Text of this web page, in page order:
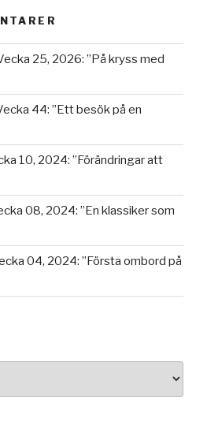
25, 2026: ”På kryss med
44: ”Ett besök på en
10, 2024: ”Förändringar att
08, 2024: ”En klassiker som
04, 2024: ”Första ombord på